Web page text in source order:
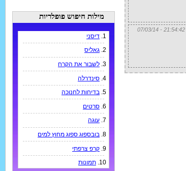
21:54:42 - 07/03/14
מילות חיפוש פופלריות
1. דיסני
2. גאליס
3. לשבור את הקרח
4. סינדרלה
5. בדיחות לחנוכה
6. סרטים
7. עוגה
8. בובספוג ספוג מחוץ למים
9. קרפ צרפתי
10. תמונות